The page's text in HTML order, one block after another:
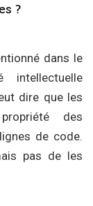
?
dans le
dire que les
des
de code.
pas de les